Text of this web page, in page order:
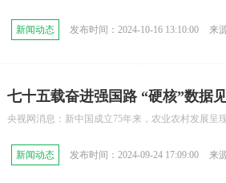
新闻动态 发布时间：2024-10-16 13:10:00 来
七十五载奋进强国路 “硬核”数据
央视网消息：新中国成立75年来，农业农村发展呈
新闻动态 发布时间：2024-09-24 17:09:00 来